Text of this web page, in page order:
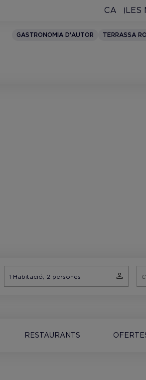
CA LES
GASTRONOMIA D'AUTOR
TERRASSA
RESTAURANTS